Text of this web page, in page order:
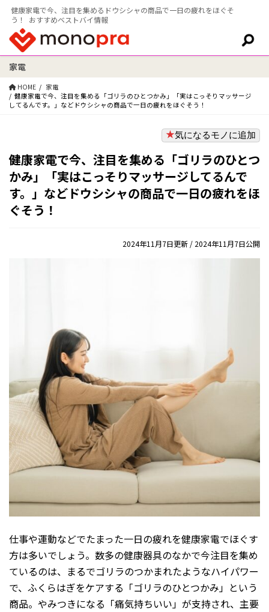
健康家電で今、注目を集めるドウシシャの商品で一日の疲れをほぐそ
う！ おすすめベストバイ情報
検索:
家電
HOME
家電
健康家電で今、注目を集める「ゴリラのひとつかみ」「実はこっそりマッサージ
してるんです。」などドウシシャの商品で一日の疲れをほぐそう！
気になるモノに追加
健康家電で今、注目を集める「ゴリラのひとつ
かみ」「実はこっそりマッサージしてるんで
す。」などドウシシャの商品で一日の疲れをほ
ぐそう！
2024年11月7日更新 / 2024年11月7日公開
仕事や運動などでたまった一日の疲れを健康家電でほぐす
方は多いでしょう。数多の健康器具のなかで今注目を集め
ているのは、まるでゴリラのつかまれたようなハイパワー
で、ふくらはぎをケアする「ゴリラのひとつかみ」という
商品。やみつきになる「痛気持ちいい」が支持され、主要